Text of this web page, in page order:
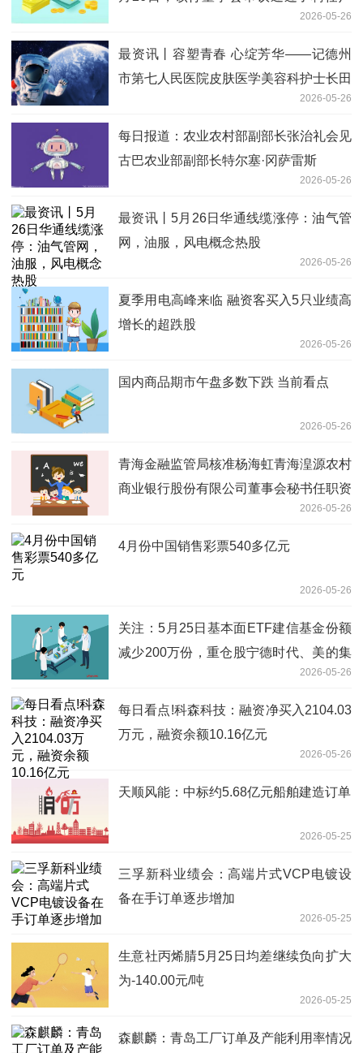
2026-05-26
最资讯丨容塑青春 心绽芳华——记德州
市第七人民医院皮肤医学美容科护士长田
2026-05-26
每日报道：农业农村部副部长张治礼会见
古巴农业部副部长特尔塞·冈萨雷斯
2026-05-26
最资讯丨5月26日华通线缆涨停：油气管
网，油服，风电概念热股
2026-05-26
夏季用电高峰来临 融资客买入5只业绩高
增长的超跌股
2026-05-26
国内商品期市午盘多数下跌 当前看点
2026-05-26
青海金融监管局核准杨海虹青海湟源农村
商业银行股份有限公司董事会秘书任职资
2026-05-26
4月份中国销售彩票540多亿元
2026-05-26
关注：5月25日基本面ETF建信基金份额
减少200万份，重仓股宁德时代、美的集
2026-05-26
每日看点!科森科技：融资净买入2104.03
万元，融资余额10.16亿元
2026-05-26
天顺风能：中标约5.68亿元船舶建造订单
2026-05-25
三孚新科业绩会：高端片式VCP电镀设
备在手订单逐步增加
2026-05-25
生意社丙烯腈5月25日均差继续负向扩大
为-140.00元/吨
2026-05-25
森麒麟：青岛工厂订单及产能利用率情况